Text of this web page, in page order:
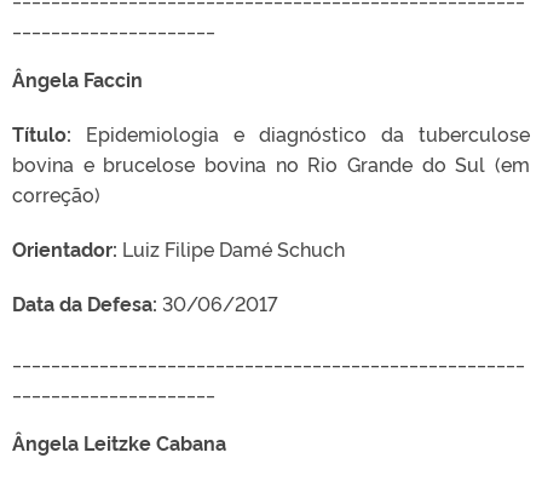
Ângela Faccin
Título: Epidemiologia e diagnóstico da tuberculose
bovina e brucelose bovina no Rio Grande do Sul (em
correção)
Orientador: Luiz Filipe Damé Schuch
Data da Defesa: 30/06/2017
Ângela Leitzke Cabana